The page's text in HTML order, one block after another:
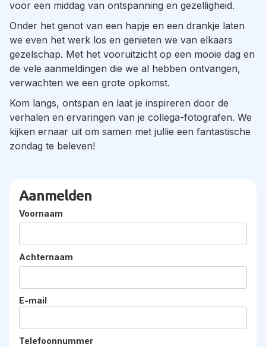
voor een middag van ontspanning en gezelligheid.
Onder het genot van een hapje en een drankje laten
we even het werk los en genieten we van elkaars
gezelschap. Met het vooruitzicht op een mooie dag en
de vele aanmeldingen die we al hebben ontvangen,
verwachten we een grote opkomst.
Kom langs, ontspan en laat je inspireren door de
verhalen en ervaringen van je collega-fotografen. We
kijken ernaar uit om samen met jullie een fantastische
zondag te beleven!
Aanmelden
Voornaam
Achternaam
E-mail
Telefoonnummer